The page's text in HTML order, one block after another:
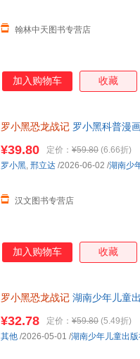
翰林中天图书专营店
加入购物车 收藏
罗小黑恐龙战记 罗小黑科普漫
¥39.80 定价： ¥59.80 (6.66折)
汉文图书专营店
罗小黑, 邢立达 /2026-06-02 /湖南少
加入购物车 收藏
罗小黑恐龙战记 湖南少年儿童
¥32.78 定价： ¥59.80 (5.49折)
其他 /2026-05-01 /湖南少年儿童出